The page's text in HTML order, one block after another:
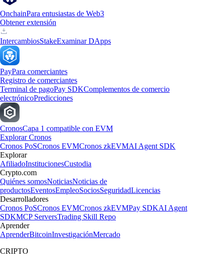
OnchainPara entusiastas de Web3
Obtener extensión
IntercambiosStakeExaminar DApps
PayPara comerciantes
Registro de comerciantes
Terminal de pagoPay SDKComplementos de comercio
electrónicoPredicciones
CronosCapa 1 compatible con EVM
Explorar Cronos
Cronos PoSCronos EVMCronos zkEVMAI Agent SDK
Explorar
AfiliadoInstitucionesCustodia
Crypto.com
Quiénes somosNoticiasNoticias de
productosEventosEmpleoSociosSeguridadLicencias
Desarrolladores
Cronos PoSCronos EVMCronos zkEVMPay SDKAI Agent
SDKMCP ServersTrading Skill Repo
Aprender
AprenderBitcoinInvestigaciónMercado
CRIPTO